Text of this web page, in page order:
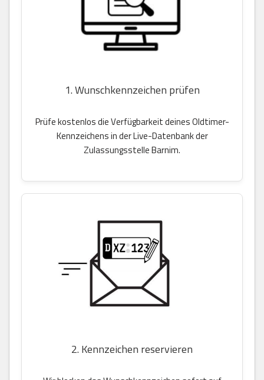
1. Wunschkennzeichen prüfen
Prüfe kostenlos die Verfügbarkeit deines Oldtimer-
Kennzeichens in der Live-Datenbank der
Zulassungsstelle Barnim.
2. Kennzeichen reservieren